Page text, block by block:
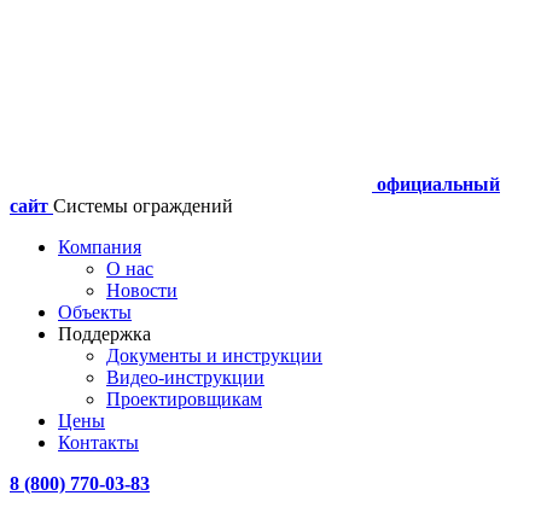
официальный
сайт Системы ограждений
Компания
О нас
Новости
Объекты
Поддержка
Документы и инструкции
Видео-инструкции
Проектировщикам
Цены
Контакты
8 (800) 770-03-83